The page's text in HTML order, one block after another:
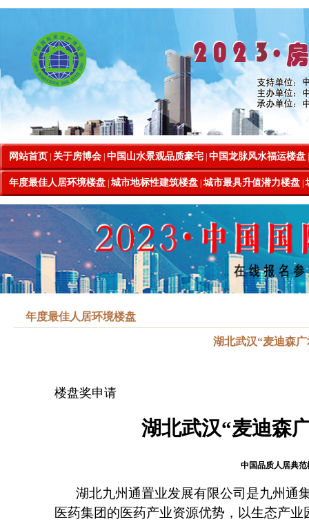
网站首页 关于房博会 中国山水景观品质豪宅 中国龙脉风水福运楼盘
年度最佳人居环境楼盘 城市地标性建筑楼盘 城市最具升值潜力楼盘
年度最佳人居环境楼盘
湖北武汉“麦迪森广
楼盘奖申请
湖北武汉“麦迪森
中国品质人居典范
湖北九州通置业发展有限公司是九州通
医药集团的医药产业资源优势，以生态产